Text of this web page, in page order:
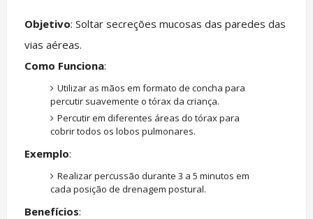
Objetivo: Soltar secreções mucosas das paredes das
vias aéreas.
Como Funciona:
Utilizar as mãos em formato de concha para
percutir suavemente o tórax da criança.
Percutir em diferentes áreas do tórax para
cobrir todos os lobos pulmonares.
Exemplo:
Realizar percussão durante 3 a 5 minutos em
cada posição de drenagem postural.
Benefícios: